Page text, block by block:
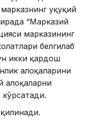
ҳуқуқий
“Марказий
марказининг
белгилаб
икки қардош
алоқаларини
алоқаларни